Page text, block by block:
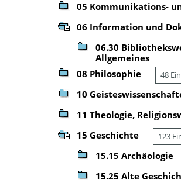
05 Kommunikations-
06 Information und
06.30
Allgemeines
08 Philosophie 48
10
11 Theologie,
15 Geschichte 123
15.15 Archäologie
15.25 Alte